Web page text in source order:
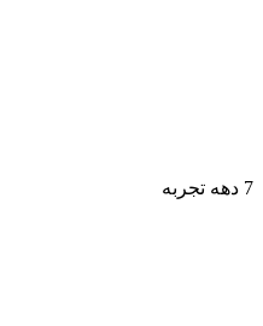
7 دهه تجربه